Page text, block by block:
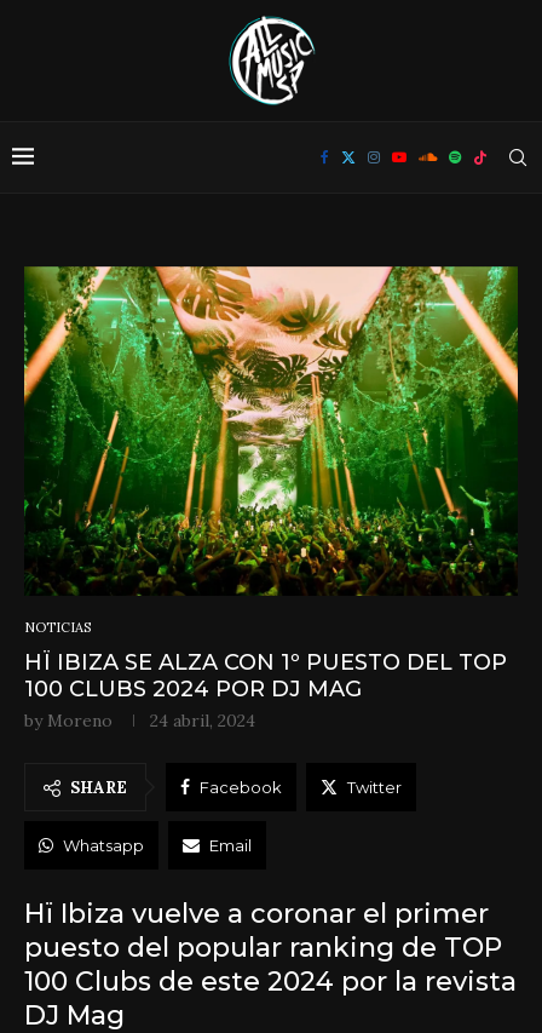
NOTICIAS
HÏ IBIZA SE ALZA CON 1º PUESTO DEL TOP
100 CLUBS 2024 POR DJ MAG
by Moreno 24 abril, 2024
SHARE Facebook Twitter
Whatsapp Email
Hï Ibiza vuelve a coronar el primer
puesto del popular ranking de TOP
100 Clubs de este 2024 por la revista
DJ Mag